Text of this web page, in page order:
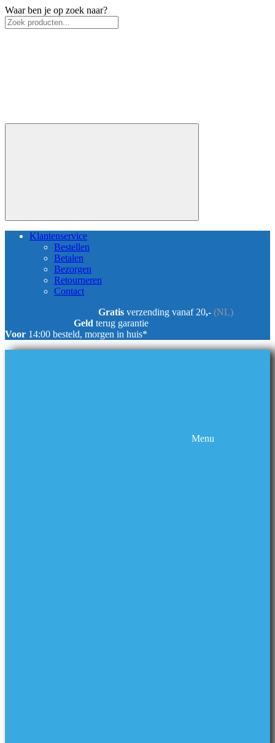
Waar ben je op zoek naar?
Klantenservice
Bestellen
Betalen
Bezorgen
Retourneren
Contact
Gratis verzending vanaf 20,- (NL)
Geld terug garantie
Voor 14:00 besteld, morgen in huis*
Menu